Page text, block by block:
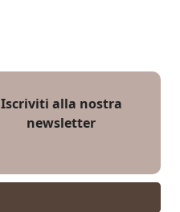
Iscriviti alla nostra
newsletter